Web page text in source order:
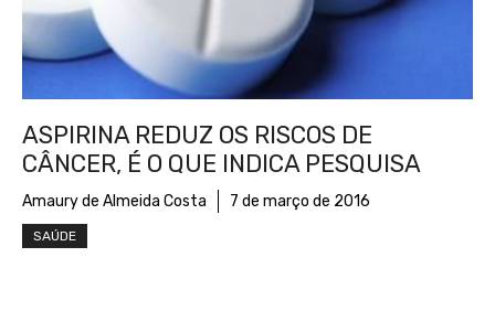
ASPIRINA REDUZ OS RISCOS DE
CÂNCER, É O QUE INDICA PESQUISA
Amaury de Almeida Costa 7 de março de 2016
SAÚDE